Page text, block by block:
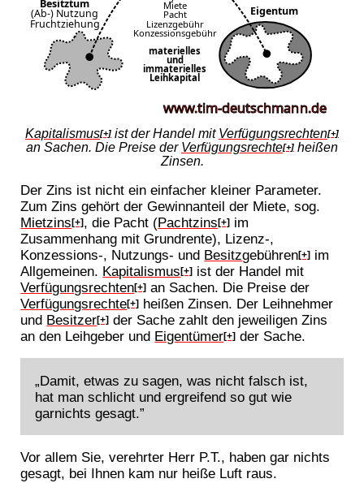
Kapitalismus[+] ist der Handel mit Verfügungsrechten[+]
an Sachen. Die Preise der Verfügungsrechte[+] heißen
Zinsen.
Der Zins ist nicht ein einfacher kleiner Parameter.
Zum Zins gehört der Gewinnanteil der Miete, sog.
Mietzins[+] , die Pacht (Pachtzins[+] im
Zusammenhang mit Grundrente), Lizenz-,
Konzessions-, Nutzungs- und Besitzgebühren[+] im
Allgemeinen. Kapitalismus[+] ist der Handel mit
Verfügungsrechten[+] an Sachen. Die Preise der
Verfügungsrechte[+] heißen Zinsen. Der Leihnehmer
und Besitzer[+] der Sache zahlt den jeweiligen Zins
an den Leihgeber und Eigentümer[+] der Sache.
„Damit, etwas zu sagen, was nicht falsch ist,
hat man schlicht und ergreifend so gut wie
garnichts gesagt.”
Vor allem Sie, verehrter Herr P.T., haben gar nichts
gesagt, bei Ihnen kam nur heiße Luft raus.